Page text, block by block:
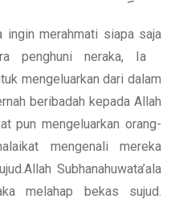
ingin merahmati siapa saja
penghuni neraka, Ia
mengeluarkan dari dalam
beribadah kepada Allah
pun mengeluarkan orang-
mengenali mereka
Subhanahuwata’ala
melahap bekas sujud.